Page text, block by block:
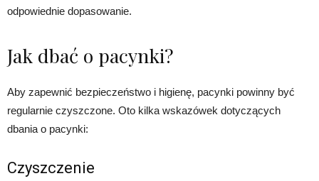
odpowiednie dopasowanie.
Jak dbać o pacynki?
Aby zapewnić bezpieczeństwo i higienę, pacynki powinny być
regularnie czyszczone. Oto kilka wskazówek dotyczących
dbania o pacynki:
Czyszczenie